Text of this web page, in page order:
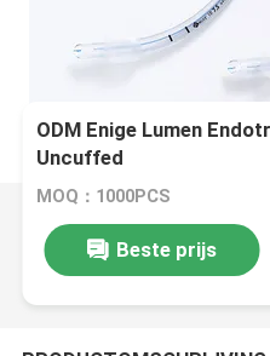
ODM Enige Lumen
Uncuffed
MOQ：1000PCS
Beste prijs